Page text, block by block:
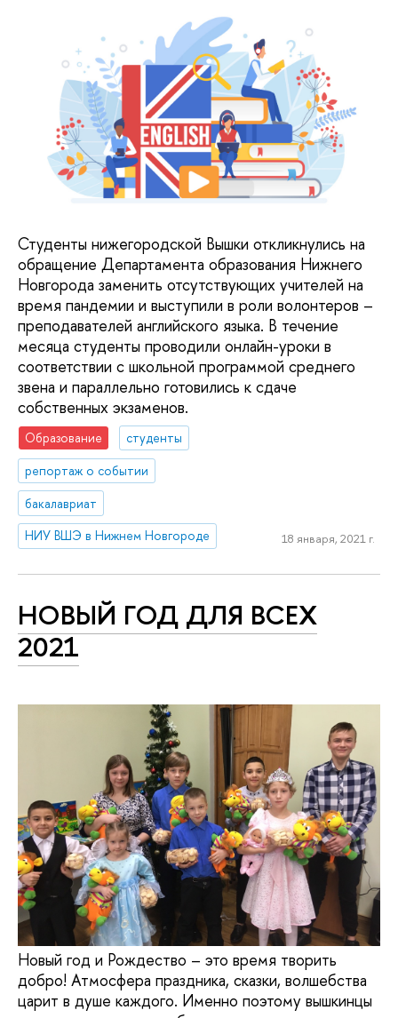
Студенты нижегородской Вышки откликнулись на
обращение Департамента образования Нижнего
Новгорода заменить отсутствующих учителей на
время пандемии и выступили в роли волонтеров –
преподавателей английского языка. В течение
месяца студенты проводили онлайн-уроки в
соответствии с школьной программой среднего
звена и параллельно готовились к сдаче
собственных экзаменов.
Образование
студенты
репортаж о событии
бакалавриат
НИУ ВШЭ в Нижнем Новгороде
18 января, 2021 г.
НОВЫЙ ГОД ДЛЯ ВСЕХ
2021
Новый год и Рождество – это время творить
добро! Атмосфера праздника, сказки, волшебства
царит в душе каждого. Именно поэтому вышкинцы